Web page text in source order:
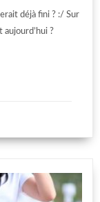
déjà fini ? :/ Sur
?